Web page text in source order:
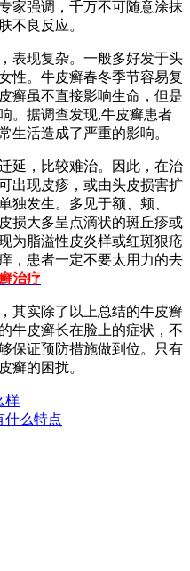
家强调，千万不可随意涂抹
不良反应。
表现复杂。一般多好发于头
性。牛皮癣春冬季节容易复
癣虽不直接影响生命，但是
。据调查发现,牛皮癣患者
生活造成了严重的影响。
延，比较难治。因此，在治
出现皮疹，或由头皮损害扩
独发生。多见于额、颊、
损大多呈点滴状的斑丘疹或
为脂溢性皮炎样或红斑狠疮
，患者一定不要太用力的去
治疗
其实除了以上总结的牛皮癣
牛皮癣长在脸上的症状，不
保证预防措施做到位。只有
癣的困扰。
样
什么特点